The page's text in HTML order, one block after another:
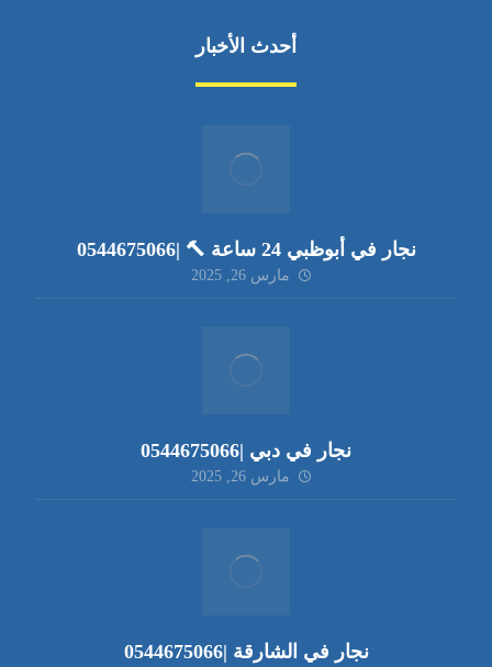
أحدث الأخبار
نجار في أبوظبي 24 ساعة 🔨 |0544675066
مارس 26, 2025
نجار في دبي |0544675066
مارس 26, 2025
نجار في الشارقة |0544675066